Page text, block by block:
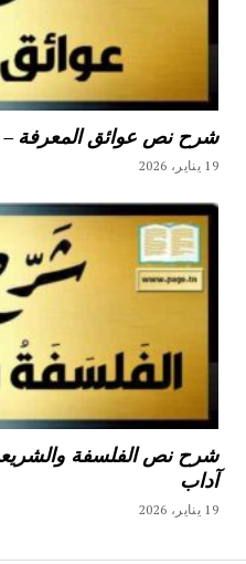
شرح نص عوائق المعرفة –
19 يناير، 2026
شرح نص الفلسفة والشريعة
آداب
19 يناير، 2026